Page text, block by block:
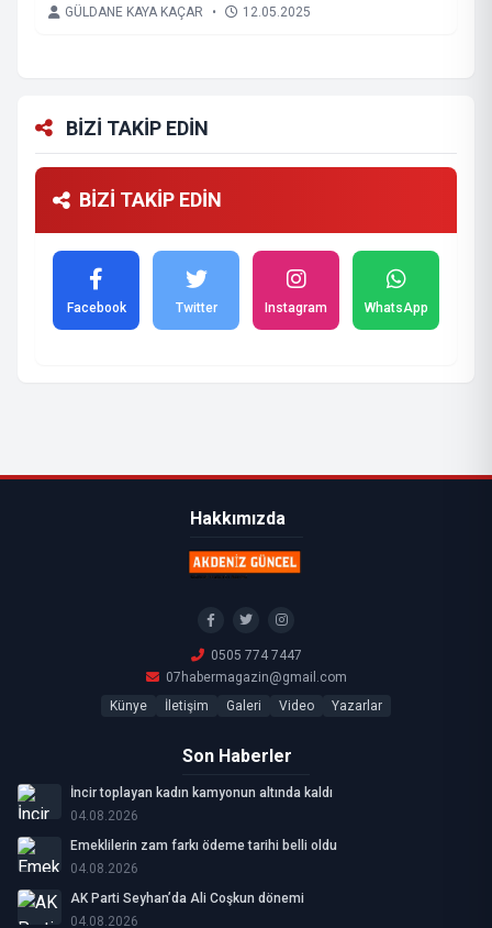
GÜLDANE KAYA KAÇAR • 12.05.2025
BİZİ TAKİP EDİN
BİZİ TAKİP EDİN
Facebook Twitter Instagram WhatsApp
Hakkımızda
0505 774 7447
07habermagazin@gmail.com
Künye
İletişim Galeri Video Yazarlar
Son Haberler
İncir toplayan kadın kamyonun altında kaldı
04.08.2026
Emeklilerin zam farkı ödeme tarihi belli oldu
04.08.2026
AK Parti Seyhan’da Ali Coşkun dönemi
04.08.2026